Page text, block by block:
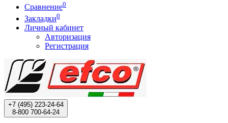
Сравнение0
Закладки0
Личный кабинет
Авторизация
Регистрация
+7 (495) 223-24-64
8-800 700-64-24